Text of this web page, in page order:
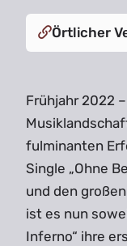
Örtlicher
Frühjahr 2022
fulminanten
Single „Ohne
und den
ist es nun
Inferno“ ihre